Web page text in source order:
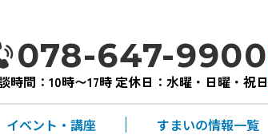
078-647-9900
時間：10時〜17時 定休日：水曜・日曜・祝日
イベント・講座 すまいの情報一覧